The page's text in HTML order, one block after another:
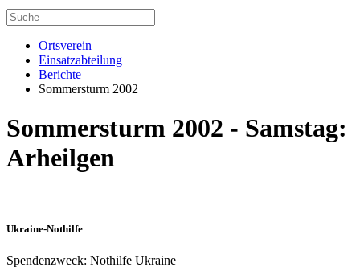
Ortsverein
Einsatzabteilung
Berichte
Sommersturm 2002
Sommersturm 2002 - Samstag:
Arheilgen
Ukraine-Nothilfe
Spendenzweck: Nothilfe Ukraine